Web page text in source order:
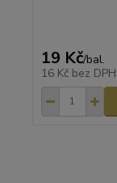
19 Kč/bal.
16 Kč bez DPH